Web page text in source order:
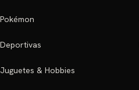
Pokémon
Deportivas
Juguetes & Hobbies